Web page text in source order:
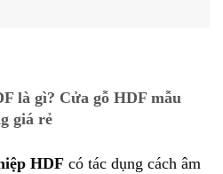
là gì? Cửa gỗ HDF mẫu
giá rẻ
HDFcó tác dụng cách âm